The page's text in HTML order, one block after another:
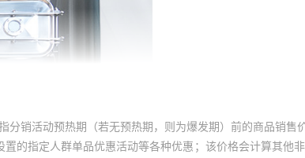
分销活动预热期（若无预热期，则为爆发期）前的商品销售
的指定人群单品优惠活动等各种优惠；该价格会计算其他